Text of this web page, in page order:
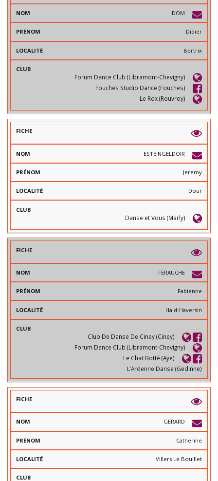
DOM
Didier
Bertrix
Forum Dance Club (Libramont-Chevigny)
Fouches Studio Dance (Fouches)
Le Rox (Rouvroy)
ESTEINGELDOIR
Jeremy
Dour
Danse et Vous (Marly)
FERAUCHE
Fabienne
Haid-Haversin
Club De Danse De Ciney (Ciney)
Forum Dance Club (Libramont-Chevigny)
Le Chat Botté (Aye)
L’Ardenne Danse (Gedinne)
GERARD
Catherine
Villers Le Bouillet